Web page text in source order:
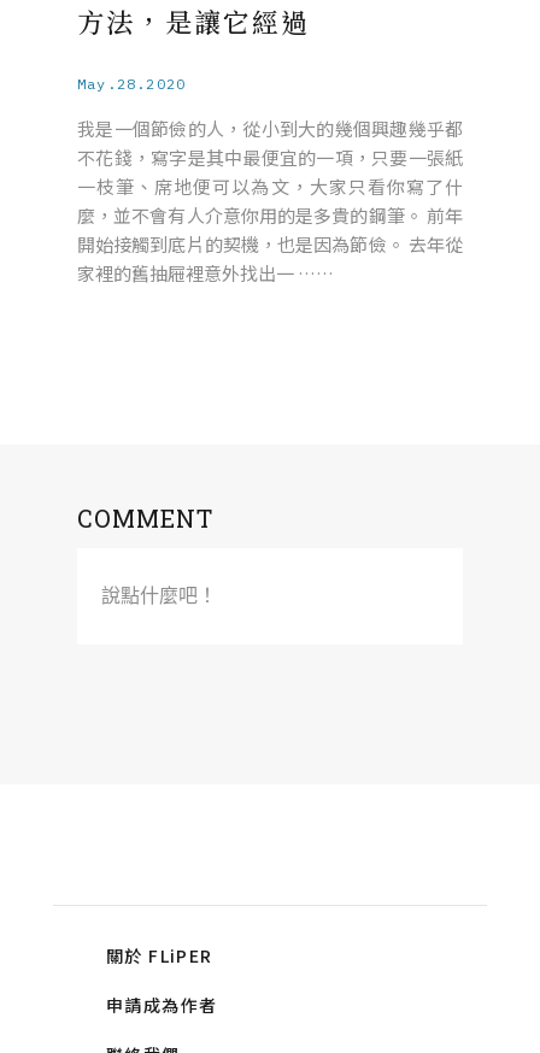
方法，是讓它經過
May.28.2020
我是一個節儉的人，從小到大的幾個興趣幾乎都
不花錢，寫字是其中最便宜的一項，只要一張紙
一枝筆、席地便可以為文，大家只看你寫了什
麼，並不會有人介意你用的是多貴的鋼筆。 前年
開始接觸到底片的契機，也是因為節儉。 去年從
家裡的舊抽屜裡意外找出一 ……
COMMENT
說點什麼吧！
關於 FLiPER
申請成為作者